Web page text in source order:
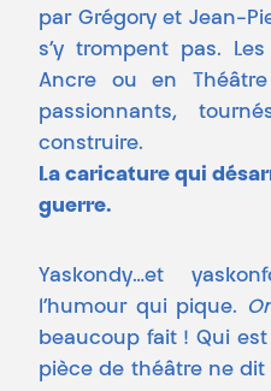
par Grégory et Jean-
s’y trompent pas.
Ancre ou en
passionnants,
construire.
La caricature qui
guerre.
Yaskondy…et
l’humour qui pique.
beaucoup fait ! Qui est
pièce de théâtre ne dit